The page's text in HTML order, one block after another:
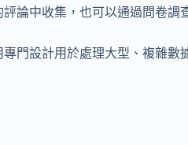
論中收集，也可以通過問卷調
門設計用於處理大型、複雜數